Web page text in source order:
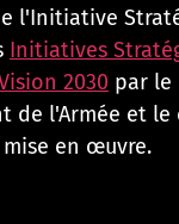
l'Initiative
Initiatives
2030 par le
de l'Armée et le
en œuvre.